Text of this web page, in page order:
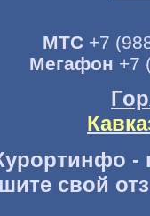
МТС+7
Мегафон +7
-
свой